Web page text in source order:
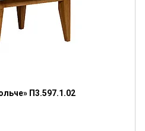
П3.597.1.02